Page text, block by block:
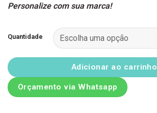
Personalize com sua marca!
Quantidade
Adicionar ao carrinho
Orçamento via Whatsapp